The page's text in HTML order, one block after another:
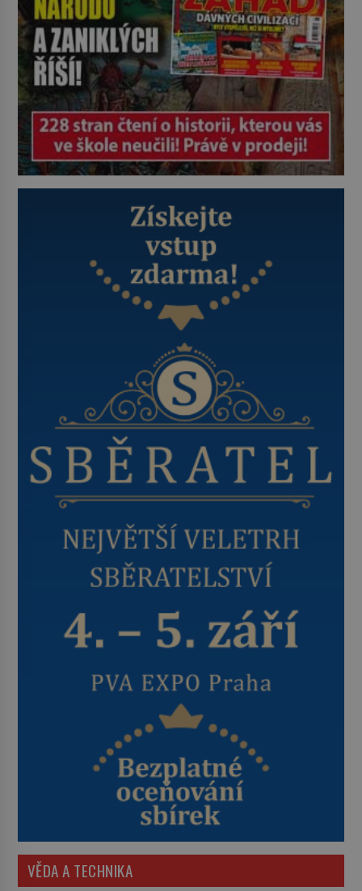
VĚDA A TECHNIKA